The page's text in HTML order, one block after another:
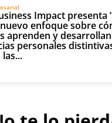
Impact presenta
nuevo enfoque sobre
aprenden y
personales